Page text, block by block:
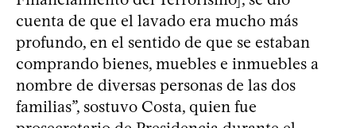
cuenta de que el lavado era mucho más
profundo, en el sentido de que se estaban
comprando bienes, muebles e inmuebles a
nombre de diversas personas de las dos
familias”, sostuvo Costa, quien fue